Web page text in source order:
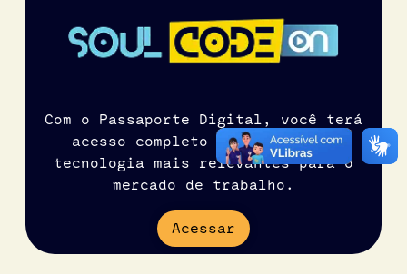
Com o Passaporte Digital, você terá
acesso completo aos cursos de
tecnologia mais relevantes para o
mercado de trabalho.
Acessar